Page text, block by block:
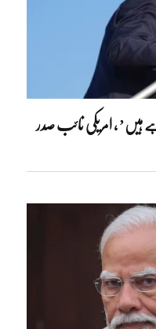
ہیں’ ، امریکی نائب صدر